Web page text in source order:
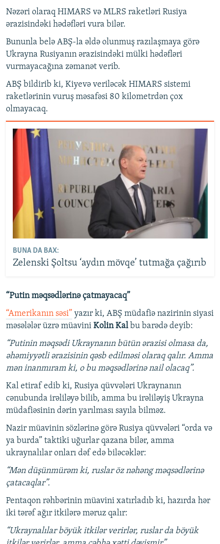
Nəzəri olaraq HIMARS və MLRS raketləri Rusiya
ərazisindəki hədəfləri vura bilər.
Bununla belə ABŞ-la əldə olunmuş razılaşmaya görə
Ukrayna Rusiyanın ərazisindəki mülki hədəfləri
vurmayacağına zəmanət verib.
ABŞ bildirib ki, Kiyevə veriləcək HIMARS sistemi
raketlərinin vuruş məsafəsi 80 kilometrdən çox
olmayacaq.
BUNA DA BAX:
Zelenski Şoltsu ‘aydın mövqe’ tutmağa çağırıb
“Putin məqsədlərinə çatmayacaq”
“Amerikanın səsi” yazır ki, ABŞ müdafiə nazirinin siyasi
məsələlər üzrə müavini Kolin Kalbu barədə deyib:
“Putinin məqsədi Ukraynanın bütün ərazisi olmasa da,
əhəmiyyətli ərazisinin qəsb edilməsi olaraq qalır. Amma
mən inanmıram ki, o bu məqsədlərinə nail olacaq”.
Kal etiraf edib ki, Rusiya qüvvələri Ukraynanın
cənubunda irəliləyə bilib, amma bu irəliləyiş Ukrayna
müdafiəsinin dərin yarılması sayıla bilməz.
Nazir müavinin sözlərinə görə Rusiya qüvvələri “orda və
ya burda” taktiki uğurlar qazana bilər, amma
ukraynalılar onları dəf edə biləcəklər:
“Mən düşünmürəm ki, ruslar öz nəhəng məqsədlərinə
çatacaqlar”.
Pentaqon rəhbərinin müavini xatırladıb ki, hazırda hər
iki tərəf ağır itkilərə məruz qalır:
“Ukraynalılar böyük itkilər verirlər, ruslar da böyük